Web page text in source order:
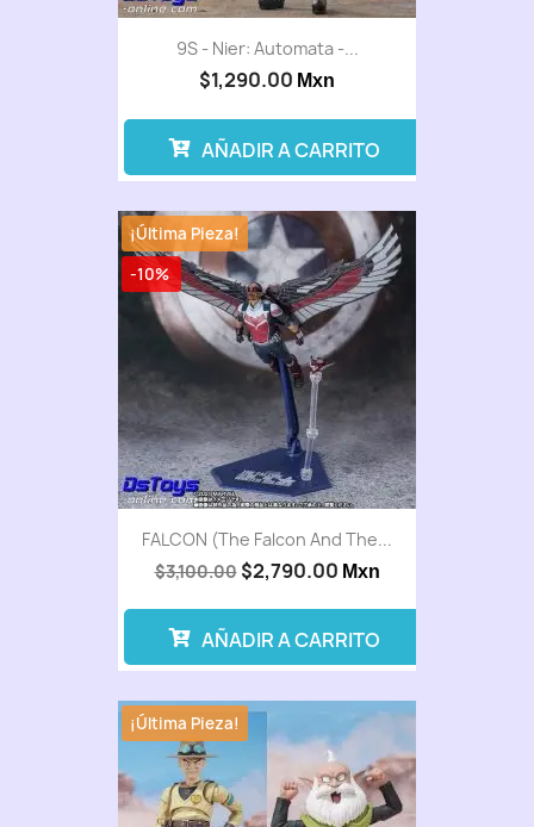
9S - Nier: Automata -...
$1,290.00 Mxn
AÑADIR A CARRITO
FALCON (The Falcon And The...
$3,100.00 $2,790.00 Mxn
-10%
¡Última Pieza!
AÑADIR A CARRITO
¡Última Pieza!